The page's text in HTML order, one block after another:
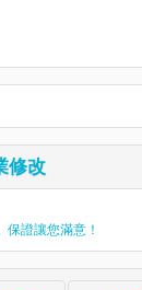
修改
證讓您滿意！